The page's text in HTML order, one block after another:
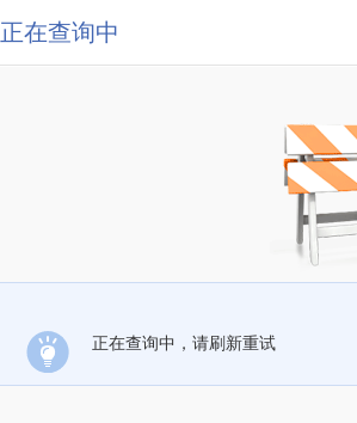
正在查询中
正在查询中，请刷新重试